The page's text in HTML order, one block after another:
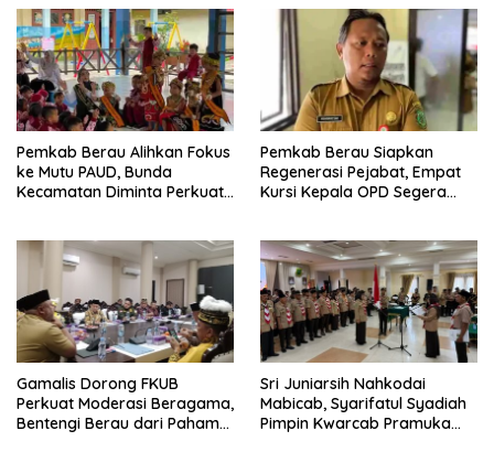
Pemkab Berau Alihkan Fokus
ke Mutu PAUD, Bunda
Kecamatan Diminta Perkuat
Pemkab Berau Siapkan
Regenerasi Pejabat, Empat
Kursi Kepala OPD Segera
Gamalis Dorong FKUB
Perkuat Moderasi Beragama,
Bentengi Berau dari Paham
Sri Juniarsih Nahkodai
Mabicab, Syarifatul Syadiah
Pimpin Kwarcab Pramuka